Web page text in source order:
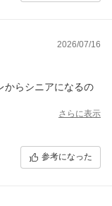
リングストックにも
きます、よろしく
2026/07/16
からシニアになるの
さらに表示
参考になった